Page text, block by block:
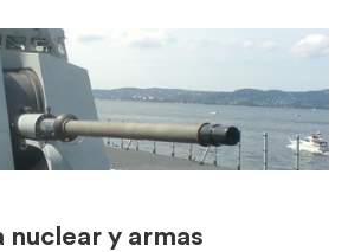
nuclear y armas